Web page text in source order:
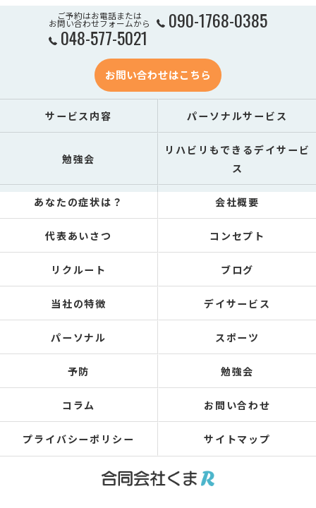
ご予約はお電話または
お問い合わせフォームから
048-577-5021
090-1768-0385
お問い合わせはこちら
サービス内容 パーソナルサービス
勉強会
リハビリもできるデイサービ
ス
あなたの症状は？ 会社概要
代表あいさつ コンセプト
リクルート ブログ
当社の特徴 デイサービス
パーソナル スポーツ
予防 勉強会
コラム お問い合わせ
プライバシーポリシー サイトマップ